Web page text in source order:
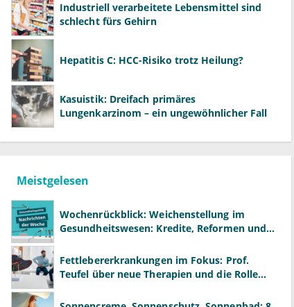
Industriell verarbeitete Lebensmittel sind
schlecht fürs Gehirn
Hepatitis C: HCC-Risiko trotz Heilung?
Kasuistik: Dreifach primäres
Lungenkarzinom – ein ungewöhnlicher Fall
Meistgelesen
Wochenrückblick: Weichenstellung im
Gesundheitswesen: Kredite, Reformen und
Fettlebererkrankungen im Fokus: Prof.
Teufel über neue Therapien und die Rolle